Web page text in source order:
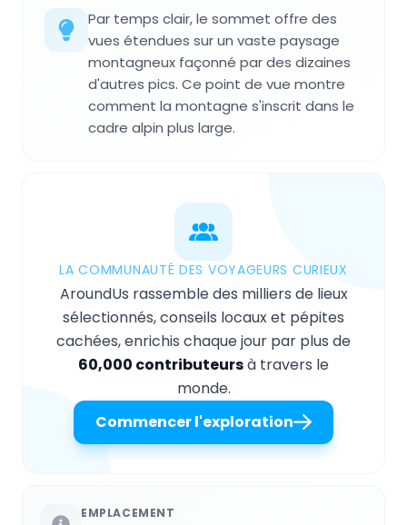
Par temps clair, le sommet offre des
vues étendues sur un vaste paysage
montagneux façonné par des dizaines
d'autres pics. Ce point de vue montre
comment la montagne s'inscrit dans le
cadre alpin plus large.
LA COMMUNAUTÉ DES VOYAGEURS CURIEUX
AroundUs rassemble des milliers de lieux
sélectionnés, conseils locaux et pépites
cachées, enrichis chaque jour par plus de
60,000 contributeursà travers le
monde.
Commencer l'exploration
EMPLACEMENT